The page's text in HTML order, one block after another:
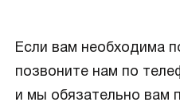
Если вам необходима
позвоните нам по
и мы обязательно вам